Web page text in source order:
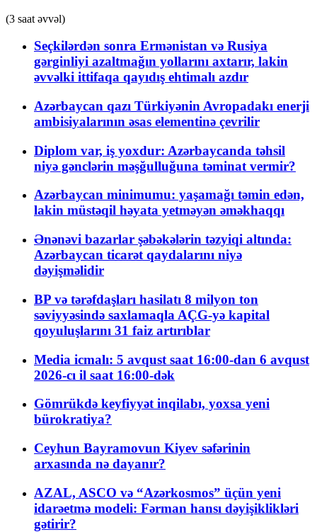
(3 saat əvvəl)
Seçkilərdən sonra Ermənistan və Rusiya
gərginliyi azaltmağın yollarını axtarır, lakin
əvvəlki ittifaqa qayıdış ehtimalı azdır
Azərbaycan qazı Türkiyənin Avropadakı enerji
ambisiyalarının əsas elementinə çevrilir
Diplom var, iş yoxdur: Azərbaycanda təhsil
niyə gənclərin məşğulluğuna təminat vermir?
Azərbaycan minimumu: yaşamağı təmin edən,
lakin müstəqil həyata yetməyən əməkhaqqı
Ənənəvi bazarlar şəbəkələrin təzyiqi altında:
Azərbaycan ticarət qaydalarını niyə
dəyişməlidir
BP və tərəfdaşları hasilatı 8 milyon ton
səviyyəsində saxlamaqla AÇG-yə kapital
qoyuluşlarını 31 faiz artırıblar
Media icmalı: 5 avqust saat 16:00-dan 6 avqust
2026-cı il saat 16:00-dək
Gömrükdə keyfiyyət inqilabı, yoxsa yeni
bürokratiya?
Ceyhun Bayramovun Kiyev səfərinin
arxasında nə dayanır?
AZAL, ASCO və “Azərkosmos” üçün yeni
idarəetmə modeli: Fərman hansı dəyişiklikləri
gətirir?